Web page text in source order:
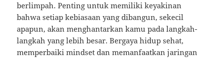
berlimpah. Penting untuk memiliki keyakinan
bahwa setiap kebiasaan yang dibangun, sekecil
apapun, akan menghantarkan kamu pada langkah-
langkah yang lebih besar. Bergaya hidup sehat,
memperbaiki mindset dan memanfaatkan jaringan